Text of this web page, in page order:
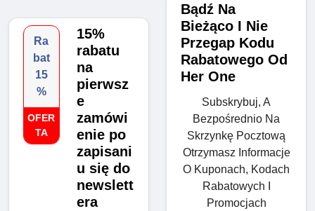
Ra
bat
15
%
OFER
TA
15%
rabatu
na
pierwsz
e
zamówi
enie po
zapisani
u się do
newslett
era
Bądź Na
Bieżąco I Nie
Przegap Kodu
Rabatowego Od
Her One
Subskrybuj, A
Bezpośrednio Na
Skrzynkę Pocztową
Otrzymasz Informacje
O Kuponach, Kodach
Rabatowych I
Promocjach